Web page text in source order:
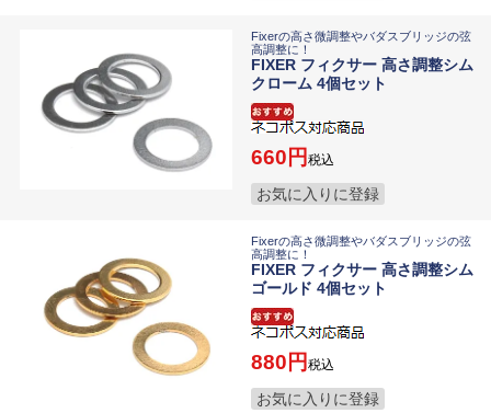
Fixerの高さ微調整やバダスブリッジの弦
高調整に！
FIXER フィクサー 高さ調整シム
クローム 4個セット
660 税込
お気に入りに登録
Fixerの高さ微調整やバダスブリッジの弦
高調整に！
FIXER フィクサー 高さ調整シム
ゴールド 4個セット
880 税込
お気に入りに登録